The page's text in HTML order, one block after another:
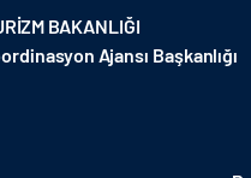
BAKANLIĞI
Ajansı Başkanlığı